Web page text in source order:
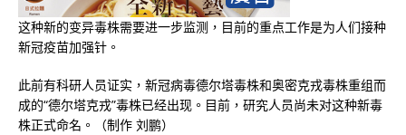
这种新的变异毒株需要进一步监测，目前的重点工作是为人们接种
新冠疫苗加强针。
此前有科研人员证实，新冠病毒德尔塔毒株和奥密克戎毒株重组而
成的“德尔塔克戎”毒株已经出现。目前，研究人员尚未对这种新毒
株正式命名。（制作 刘鹏）